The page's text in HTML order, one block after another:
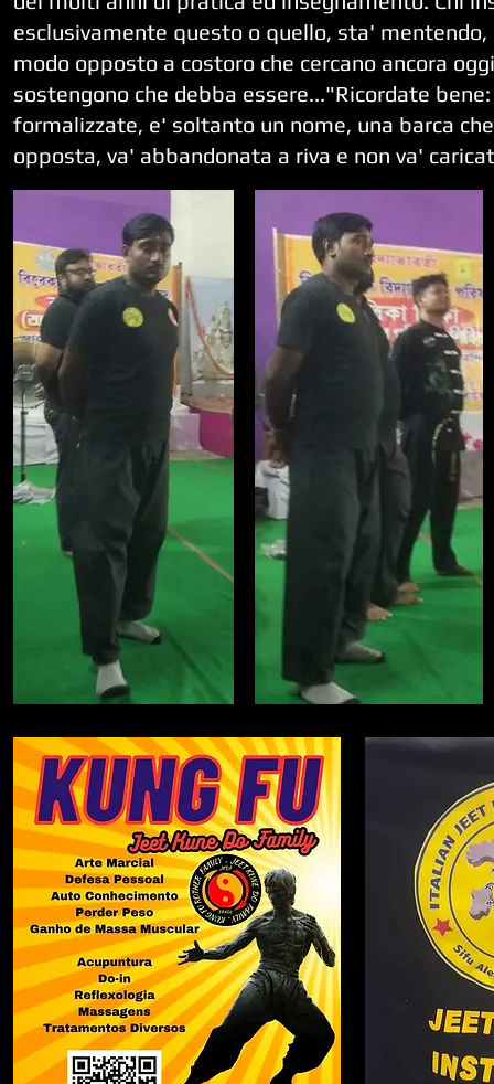
esclusivamente questo o quello, sta'
modo opposto a costoro che cercano ancora
sostengono che debba essere..."Ricordate
formalizzate, e' soltanto un nome, una barca
opposta, va' abbandonata a riva e non va'